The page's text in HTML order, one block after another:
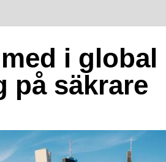
i global
på säkrare